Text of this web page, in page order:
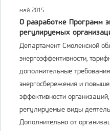
май 2015
О разработке Программ
регулируемых
Департамент Смоленской
энергоэффективности,
дополнительные
энергосбережения и
эффективности
регулируемые виды
Дополнительно от